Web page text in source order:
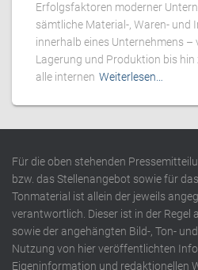
Erfolgsfaktoren moderner
sämtliche Material-, Waren- und
innerhalb eines Unternehmens
Lagerung und Produktion bis hin
alle internen Weiterlesen…
Für die oben stehenden
bzw. das Stellenangebot sowie für
Tonmaterial ist allein der jeweils
verantwortlich. Dieser ist in der Regel
sowie der angehängten Bild-, Ton-
Nutzung von hier veröffentlichten
Eigeninformation und redaktionellen